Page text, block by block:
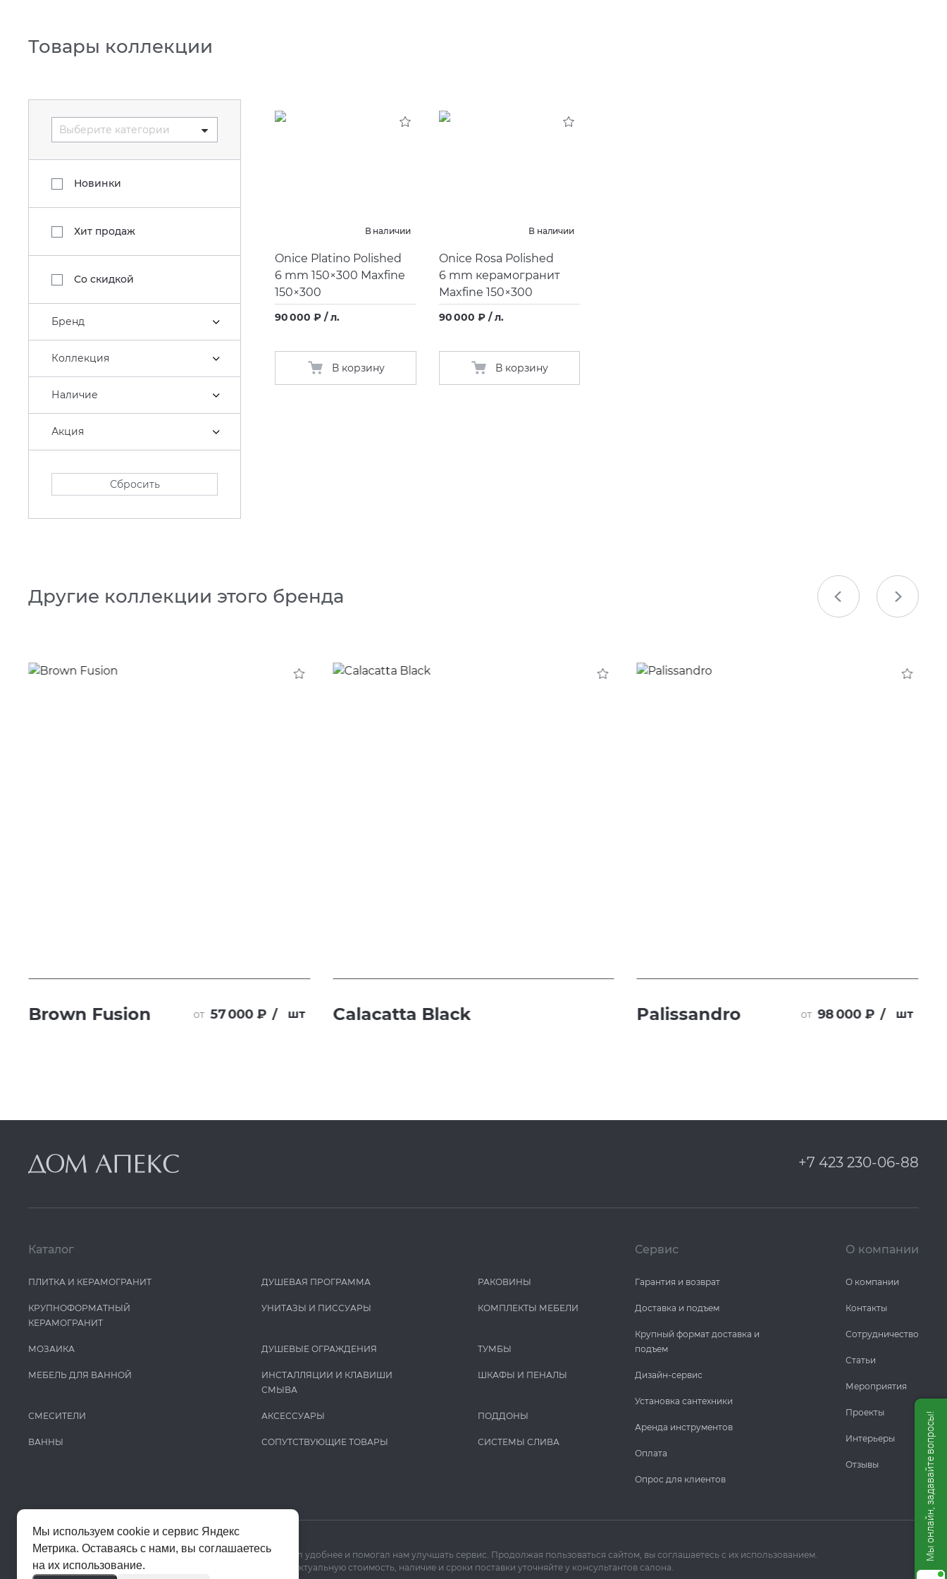
Товары коллекции
Выберите категории
Новинки
Хит продаж
Со скидкой
Бренд
Коллекция
Наличие
Акция
Сбросить
В наличии
Onice Platino Polished
6 mm 150×300 Maxfine
150×300
90 000 ₽ / л.
В корзину
В наличии
Onice Rosa Polished
6 mm керамогранит
Maxfine 150×300
90 000 ₽ / л.
В корзину
Другие коллекции этого бренда
Brown Fusion от 57 000 ₽ / шт Calacatta Black Palissandro от 98 000 ₽ / шт
+7 423 230-06-88
Каталог
ПЛИТКА И КЕРАМОГРАНИТ
КРУПНОФОРМАТНЫЙ
КЕРАМОГРАНИТ
МОЗАИКА
МЕБЕЛЬ ДЛЯ ВАННОЙ
СМЕСИТЕЛИ
ВАННЫ
ДУШЕВАЯ ПРОГРАММА
УНИТАЗЫ И ПИCCУАРЫ
ДУШЕВЫЕ ОГРАЖДЕНИЯ
ИНСТАЛЛЯЦИИ И КЛАВИШИ
СМЫВА
АКСЕССУАРЫ
СОПУТСТВУЮЩИЕ ТОВАРЫ
РАКОВИНЫ
КОМПЛЕКТЫ МЕБЕЛИ
ТУМБЫ
ШКАФЫ И ПЕНАЛЫ
ПОДДОНЫ
СИСТЕМЫ СЛИВА
Сервис
Гарантия и возврат
Доставка и подъем
Крупный формат доставка и
подъем
Дизайн-сервис
Установка сантехники
Аренда инструментов
Оплата
Опрос для клиентов
О компании
О компании
Контакты
Сотрудничество
Статьи
Мероприятия
Проекты
Интерьеры
Отзывы
Мы используем cookie и Яндекс Метрику, чтобы сайт работал удобнее и помогал нам улучшать сервис. Продолжая пользоваться сайтом, вы соглашаетесь с их использованием.
Цены на сайте помогают ориентироваться в ассортименте. Актуальную стоимость, наличие и сроки поставки уточняйте у консультантов салона.
Мы используем cookie и сервис Яндекс
Метрика. Оставаясь с нами, вы соглашаетесь
на их использование.
Мы онлайн, задавайте вопросы!